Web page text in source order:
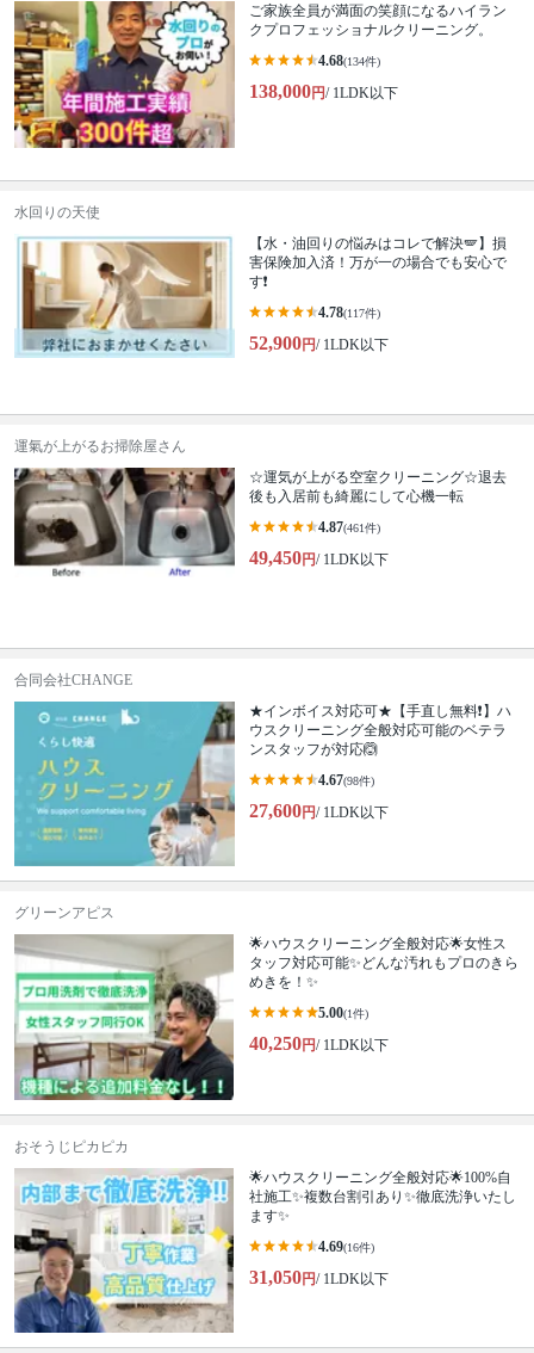
ご家族全員が満面の笑顔になるハイラン
クプロフェッショナルクリーニング。
4.68(134件)
138,000円/ 1LDK以下
水回りの天使
【水・油回りの悩みはコレで解決🪽】損
害保険加入済！万が一の場合でも安心で
す❗️
4.78(117件)
52,900円/ 1LDK以下
運氣が上がるお掃除屋さん
☆運気が上がる空室クリーニング☆退去
後も入居前も綺麗にして心機一転
4.87(461件)
49,450円/ 1LDK以下
合同会社CHANGE
★インボイス対応可★【手直し無料❗️】ハ
ウスクリーニング全般対応可能のベテラ
ンスタッフが対応🙆
4.67(98件)
27,600円/ 1LDK以下
グリーンアピス
🌟ハウスクリーニング全般対応🌟女性ス
タッフ対応可能✨どんな汚れもプロのきら
めきを！✨
5.00(1件)
40,250円/ 1LDK以下
おそうじピカピカ
🌟ハウスクリーニング全般対応🌟100%自
社施工✨複数台割引あり✨徹底洗浄いたし
ます✨
4.69(16件)
31,050円/ 1LDK以下